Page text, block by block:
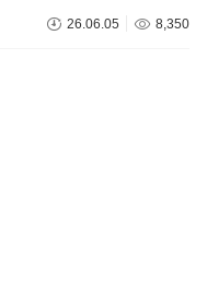
26.06.05 8,350